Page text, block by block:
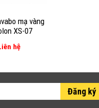
mạ vàng
XS-07
hệ
Đăng ký